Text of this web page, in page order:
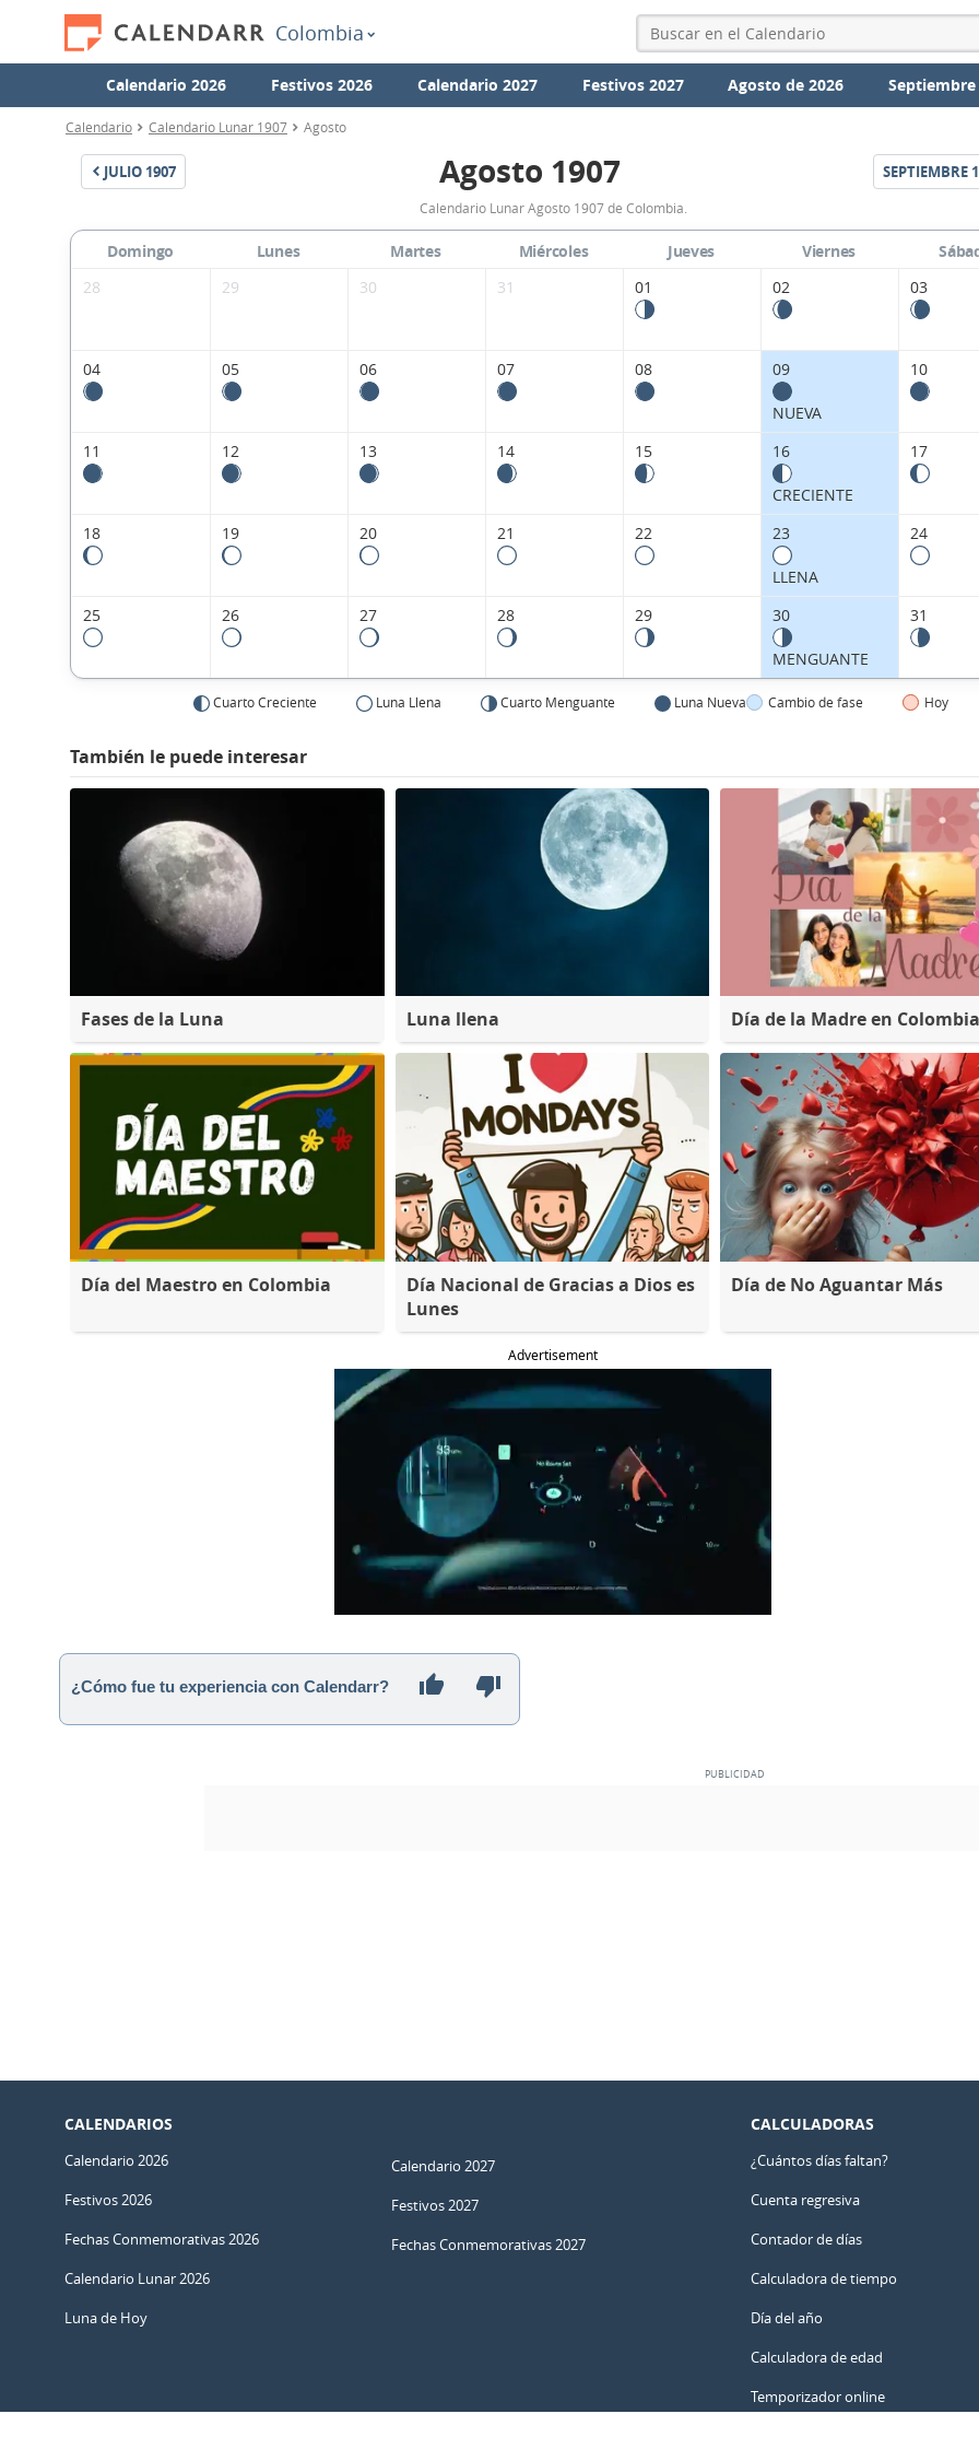
Colombia
Calendario 2026 Festivos 2026 Calendario 2027 Festivos 2027 Agosto de 2026 Septiembre
Calendario Calendario Lunar 1907 Agosto
JULIO 1907
Calendario
Lunar
Agosto
Colombia.
Agosto 1907 SEPTIEMBRE
Calendario Lunar Agosto 1907 de Colombia.
Domingo Lunes Martes Miércoles Jueves Viernes
28
29 30 31 01 02 03
04 05 06 07 08 09
NUEVA
10
11 12 13 14 15 16
CRECIENTE
17
18 19 20 21 22 23
LLENA
24
25 26 27 28 29 30
MENGUANTE
31
Cuarto Creciente Luna Llena Cuarto Menguante Luna Nueva Cambio de fase Hoy
También le puede interesar
Fases de la Luna Luna llena Día de la Madre en
Día del Maestro en Colombia
Día Nacional de Gracias a Dios es
Lunes
Día de No Aguantar Más
Advertisement
¿Cómo fue tu experiencia con Calendarr?
CALENDARIOS
Calendario 2026
Festivos 2026
Fechas Conmemorativas 2026
Calendario Lunar 2026
Luna de Hoy
Calendario 2027
Festivos 2027
Fechas Conmemorativas 2027
CALCULADORAS
¿Cuántos días faltan?
Cuenta regresiva
Contador de días
Calculadora de tiempo
Día del año
Calculadora de edad
Temporizador online